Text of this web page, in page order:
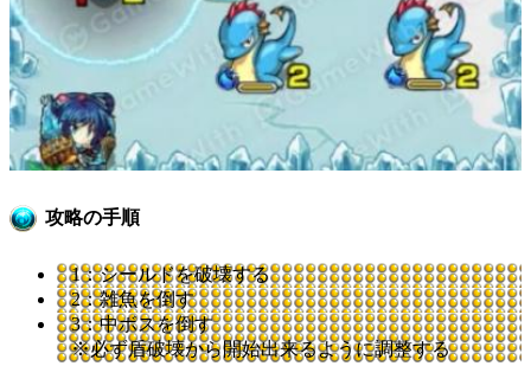
攻略の手順
1：シールドを破壊する
2：雑魚を倒す
3：中ボスを倒す
※必ず盾破壊から開始出来るように調整する